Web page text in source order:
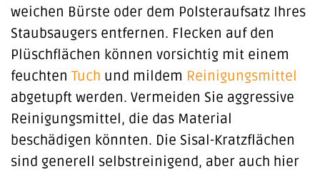
weichen Bürste oder dem Polsteraufsatz Ihres
Staubsaugers entfernen. Flecken auf den
Plüschflächen können vorsichtig mit einem
feuchten Tuch und mildem Reinigungsmittel
abgetupft werden. Vermeiden Sie aggressive
Reinigungsmittel, die das Material
beschädigen könnten. Die Sisal-Kratzflächen
sind generell selbstreinigend, aber auch hier